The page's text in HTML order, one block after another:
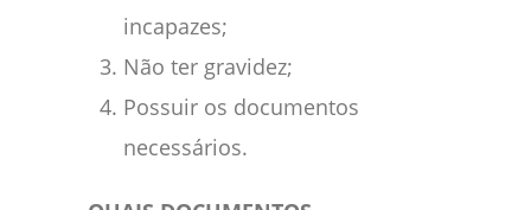
incapazes;
Não ter gravidez;
Possuir os documentos
necessários.